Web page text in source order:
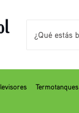
Termotanques